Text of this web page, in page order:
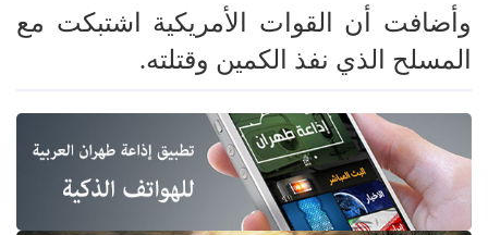
وأضافت أن القوات الأمريكية اشتبكت مع
المسلح الذي نفذ الكمين وقتلته.